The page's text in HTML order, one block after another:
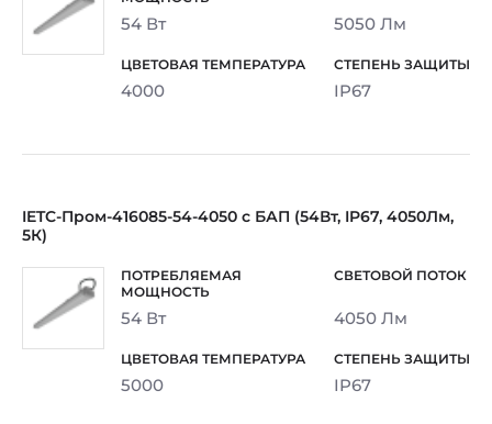
54 Вт 5050 Лм
4000 IP67
IETC-Пром-416085-54-4050 с БАП (54Вт, IP67, 4050Лм,
5К)
54 Вт 4050 Лм
5000 IP67